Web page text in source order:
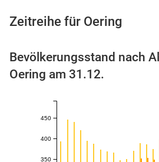
Zeitreihe für Oering
Bevölkerungsstand nach
Oering am 31.12.
350
400
450